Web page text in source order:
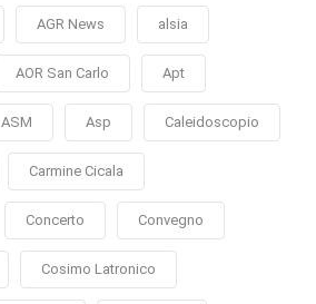
AGR News alsia
AOR San Carlo Apt
ASM Asp Caleidoscopio
Carmine Cicala
Concerto Convegno
Cosimo Latronico